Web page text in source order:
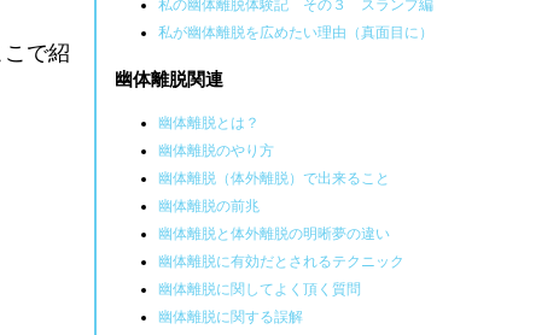
で紹
私の幽体離脱体験記 その３ スランプ編
私が幽体離脱を広めたい理由（真面目に）
幽体離脱関連
幽体離脱とは？
幽体離脱のやり方
幽体離脱（体外離脱）で出来ること
幽体離脱の前兆
幽体離脱と体外離脱の明晰夢の違い
幽体離脱に有効だとされるテクニック
幽体離脱に関してよく頂く質問
幽体離脱に関する誤解